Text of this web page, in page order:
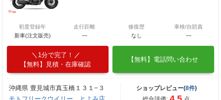
初度登録年
新車(注文販売)
走行距離
―
修復歴
なし
車検/自賠責
―
1分で完了！
【無料】見積・在庫確認
【無料】電話問い合わせ
沖縄県 豊見城市真玉橋１３１−３
ショップレビュー(8件)